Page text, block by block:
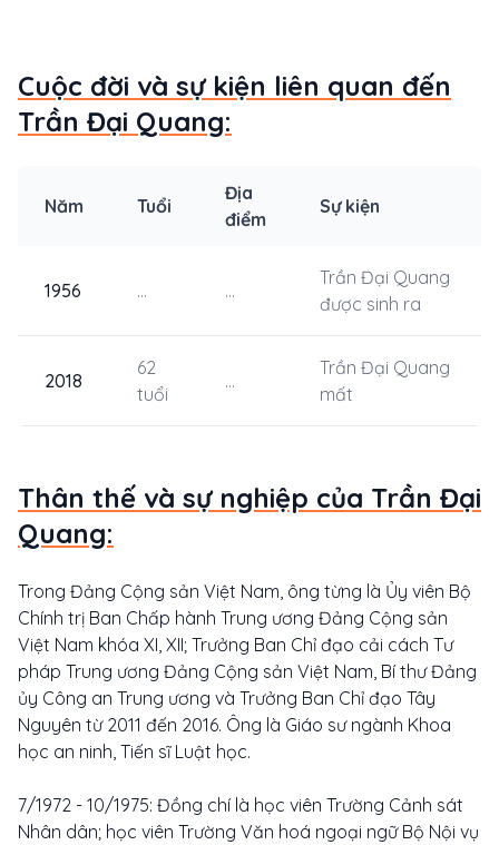
Cuộc đời và sự kiện liên quan đến
Trần Đại Quang:
Năm Tuổi
Địa
điểm
Sự kiện
1956 ... ...
Trần Đại Quang
được sinh ra
2018
62
tuổi
...
Trần Đại Quang
mất
Thân thế và sự nghiệp của Trần Đại
Quang:
Trong Đảng Cộng sản Việt Nam, ông từng là Ủy viên Bộ
Chính trị Ban Chấp hành Trung ương Đảng Cộng sản
Việt Nam khóa XI, XII; Trưởng Ban Chỉ đạo cải cách Tư
pháp Trung ương Đảng Cộng sản Việt Nam, Bí thư Đảng
ủy Công an Trung ương và Trưởng Ban Chỉ đạo Tây
Nguyên từ 2011 đến 2016. Ông là Giáo sư ngành Khoa
học an ninh, Tiến sĩ Luật học.
7/1972 - 10/1975: Đồng chí là học viên Trường Cảnh sát
Nhân dân; học viên Trường Văn hoá ngoại ngữ Bộ Nội vụ